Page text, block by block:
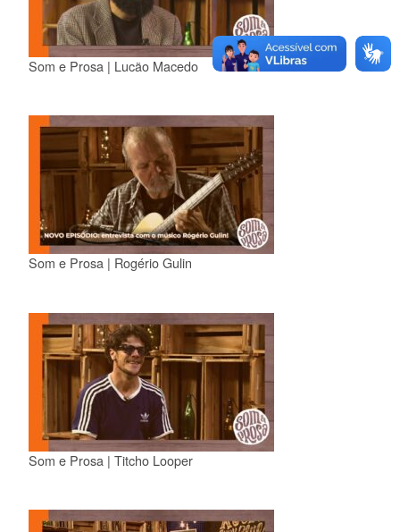
Som e Prosa | Lucão Macedo
Som e Prosa | Rogério Gulin
Som e Prosa | Titcho Looper